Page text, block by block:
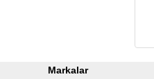
Markalar